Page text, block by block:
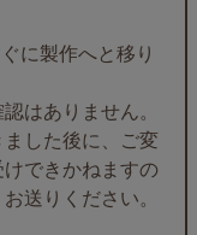
に製作へと移り
はありません。
ました後に、ご変
できかねますの
送りください。